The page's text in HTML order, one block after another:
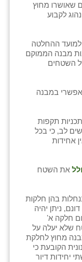
שאושרו מחוץ
לקבוע
ההחלטה
500 מ"ר לרבות מבנה הממוקם
השטחים
במבנה
תקפות
לב, כי בכל
אחידות
את השטח
בהן חלקות
המגורים הינן בשטח של עד 1.5 דונם, ניתן יהיה
חלקה א'
שלא יעלה על
מחוץ לחלקת
הקובעת כי
יחידות דיור